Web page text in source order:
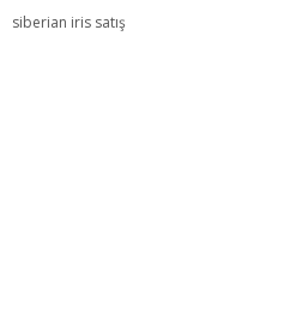
Yorum Yaz
siberian iris satış